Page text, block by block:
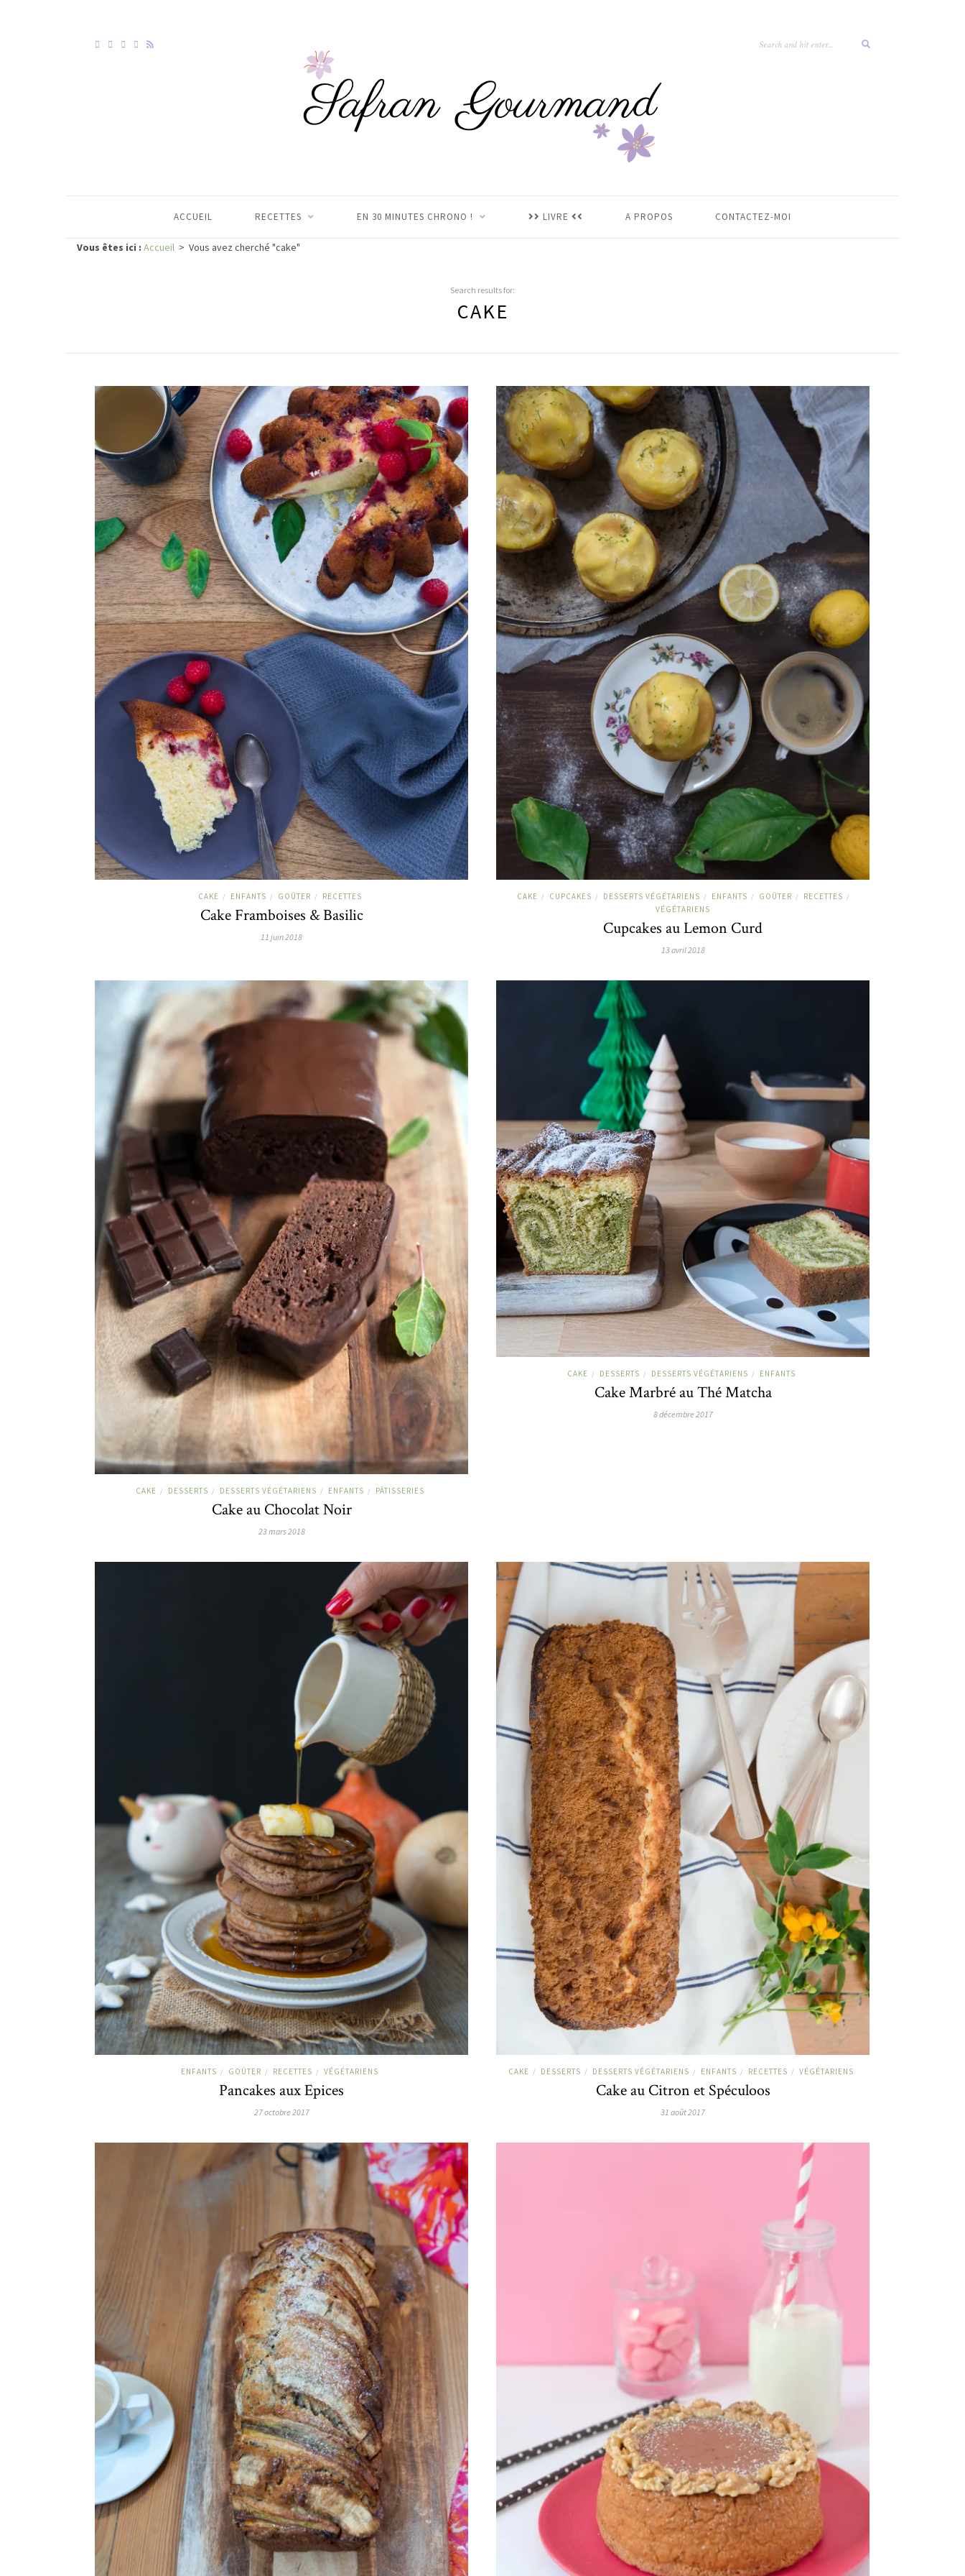
ACCUEIL RECETTES EN 30 MINUTES CHRONO ! LIVRE A PROPOS CONTACTEZ-MOI
Vous êtes ici : Accueil > Vous avez cherché "cake"
Search results for:
CAKE
CAKE / ENFANTS / GOÛTER / RECETTES
Cake Framboises & Basilic
11 juin 2018
CAKE / CUPCAKES / DESSERTS VÉGÉTARIENS / ENFANTS / GOÛTER / RECETTES /
VÉGÉTARIENS
Cupcakes au Lemon Curd
13 avril 2018
CAKE / DESSERTS / DESSERTS VÉGÉTARIENS / ENFANTS / PÂTISSERIES
Cake au Chocolat Noir
23 mars 2018
CAKE / DESSERTS / DESSERTS VÉGÉTARIENS / ENFANTS
Cake Marbré au Thé Matcha
8 décembre 2017
ENFANTS / GOÛTER / RECETTES / VÉGÉTARIENS
Pancakes aux Epices
27 octobre 2017
CAKE / DESSERTS / DESSERTS VÉGÉTARIENS / ENFANTS / RECETTES / VÉGÉTARIENS
Cake au Citron et Spéculoos
31 août 2017